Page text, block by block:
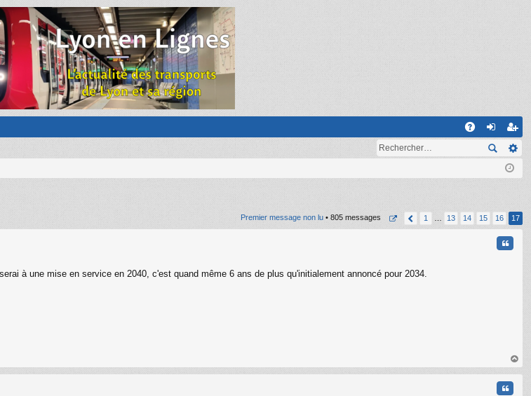
on
on
ns
cri
on
Premier message non lu • 805 messages 1 13 14 15 16 17
à une mise en service en 2040, c'est quand même 6 ans de plus qu'initialement annoncé pour 2034.
au